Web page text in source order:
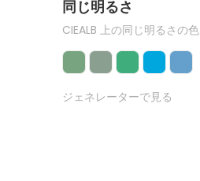
同じ明るさ
CIEALB 上の同じ明るさの色
ジェネレーターで見る